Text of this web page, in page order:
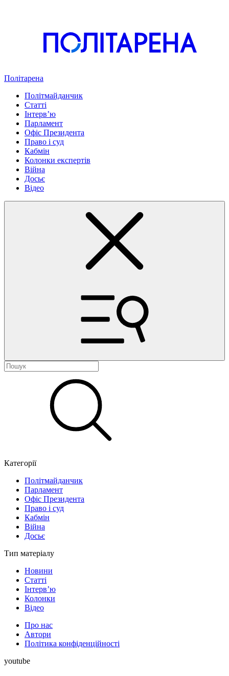
Політарена
Політмайданчик
Статті
Інтервʼю
Парламент
Офіс Президента
Право і суд
Кабмін
Колонки експертів
Війна
Досьє
Відео
Категорії
Політмайданчик
Парламент
Офіс Президента
Право і суд
Кабмін
Війна
Досьє
Тип матеріалу
Новини
Статті
Інтерв’ю
Колонки
Відео
Про нас
Автори
Політика конфіденційності
youtube